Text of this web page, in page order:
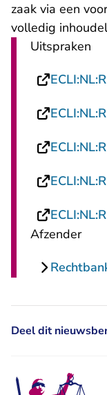
zaak via een
volledig
Uitspraken
Afzender
Deel dit